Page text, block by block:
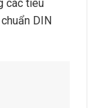
các tiêu
DIN